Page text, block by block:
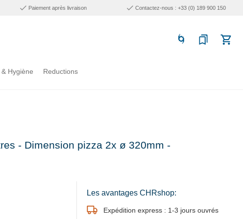
Paiement après livraison Contactez-nous : +33 (0) 189 900 150
Hygiène Reductions
- Dimension pizza 2x ø 320mm -
Les avantages CHRshop:
Expédition express : 1-3 jours ouvrés